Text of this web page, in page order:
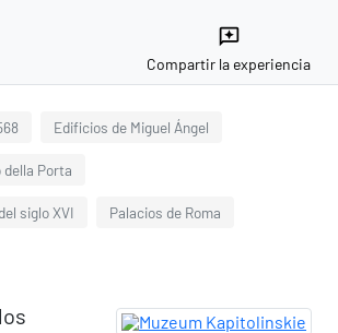
reviews
Compartir la experiencia
Edificios de Miguel Ángel
della Porta
siglo XVI Palacios de Roma